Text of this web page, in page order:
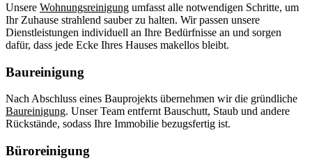
Unsere Wohnungsreinigung umfasst alle notwendigen Schritte, um
Ihr Zuhause strahlend sauber zu halten. Wir passen unsere
Dienstleistungen individuell an Ihre Bedürfnisse an und sorgen
dafür, dass jede Ecke Ihres Hauses makellos bleibt.
Baureinigung
Nach Abschluss eines Bauprojekts übernehmen wir die gründliche
Baureinigung. Unser Team entfernt Bauschutt, Staub und andere
Rückstände, sodass Ihre Immobilie bezugsfertig ist.
Büroreinigung